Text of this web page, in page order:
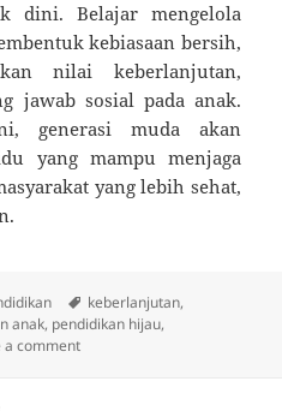
dini. Belajar mengelola
kebiasaan bersih,
nilai keberlanjutan,
jawab sosial pada anak.
generasi muda akan
yang mampu menjaga
yang lebih sehat,
Tags
keberlanjutan,
anak, pendidikan hijau,
a commenton Kurikulum Lingkungan: